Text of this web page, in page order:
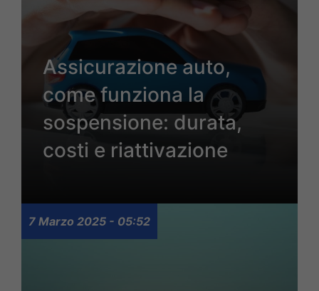
Assicurazione auto,
come funziona la
sospensione: durata,
costi e riattivazione
7 Marzo 2025 - 05:52